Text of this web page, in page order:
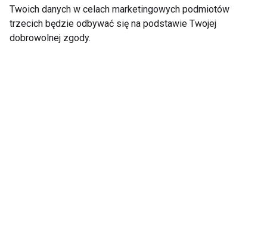
Pielęgnacja suchej
Twoich danych w celach marketingowych podmiotów
trzecich będzie odbywać się na podstawie Twojej
dobrowolnej zgody.